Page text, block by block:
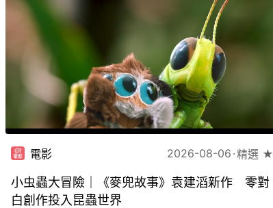
電影 2026-08-06 精選 ★
小虫蟲大冒險｜《麥兜故事》袁建滔新作 零對
白創作投入昆蟲世界